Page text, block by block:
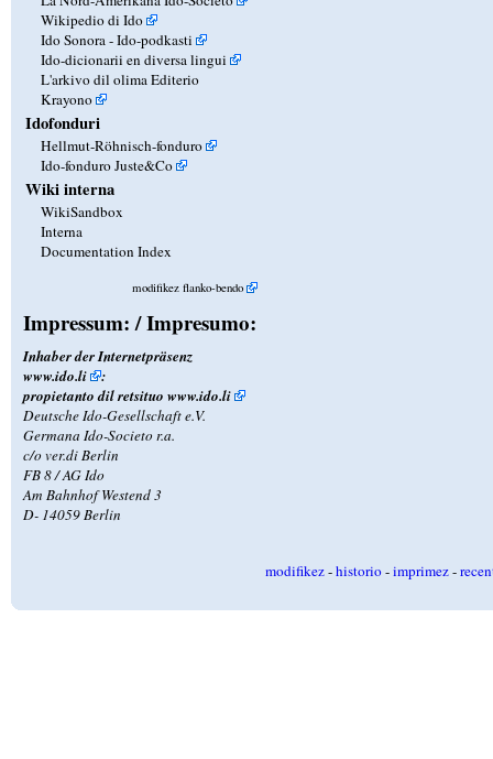
Wikipedio di Ido
Ido Sonora - Ido-podkasti
Ido-dicionarii en diversa lingui
L'arkivo dil olima Editerio
Krayono
Idofonduri
Hellmut-Röhnisch-fonduro
Ido-fonduro Juste&Co
Wiki interna
WikiSandbox
Interna
Documentation Index
modifikez flanko-bendo
Impressum: / Impresumo:
Inhaber der Internetpräsenz
www.ido.li
:
propietanto dil retsituo www.ido.li
Deutsche Ido-Gesellschaft e.V.
Germana Ido-Societo r.a.
c/o ver.di Berlin
FB 8 / AG Ido
Am Bahnhof Westend 3
D- 14059 Berlin
modifikez-historio-imprimez-